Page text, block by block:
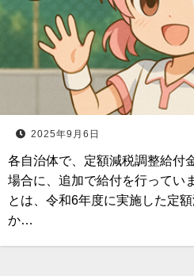
2025年9月6日
各自治体で、定額減税調整給付
場合に、追加で給付を行ってい
とは、令和6年度に実施した定
か…